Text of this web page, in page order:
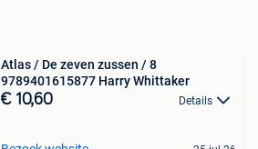
Atlas / De zeven zussen / 8
9789401615877 Harry Whittaker
€ 10,60 Details